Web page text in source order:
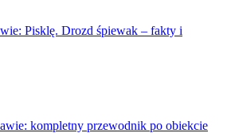
Pisklę. Drozd śpiewak – fakty i
kompletny przewodnik po obiekcie